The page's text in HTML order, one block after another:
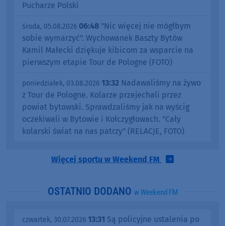
Pucharze Polski
środa, 05.08.2026 06:48 "Nic więcej nie mógłbym
sobie wymarzyć". Wychowanek Baszty Bytów
Kamil Małecki dziękuje kibicom za wsparcie na
pierwszym etapie Tour de Pologne (FOTO)
poniedziałek, 03.08.2026 13:32 Nadawaliśmy na żywo
z Tour de Pologne. Kolarze przejechali przez
powiat bytowski. Sprawdzaliśmy jak na wyścig
oczekiwali w Bytowie i Kołczygłowach. "Cały
kolarski świat na nas patrzy" (RELACJE, FOTO)
Więcej sportu w Weekend FM
OSTATNIO DODANO w Weekend FM
czwartek, 30.07.2026 13:31 Są policyjne ustalenia po